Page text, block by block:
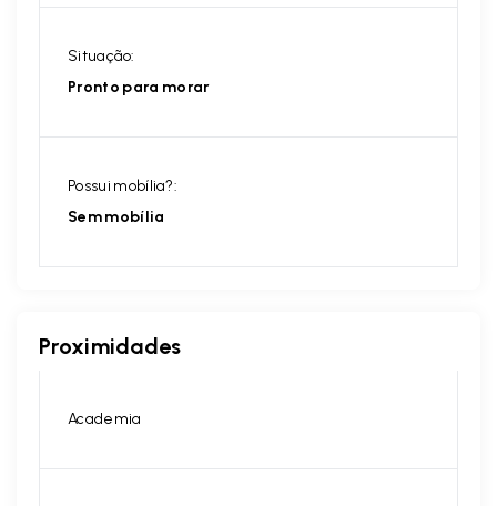
Situação:
Pronto para morar
Possui mobília?:
Sem mobília
Proximidades
Academia